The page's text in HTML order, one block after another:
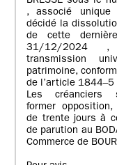
, associé
décidé la
de cette
31/12/2024 ,
transmission
patrimoine,
de l’article 1844–5
Les créanciers
former
de trente jours à
de parution au
Commerce de